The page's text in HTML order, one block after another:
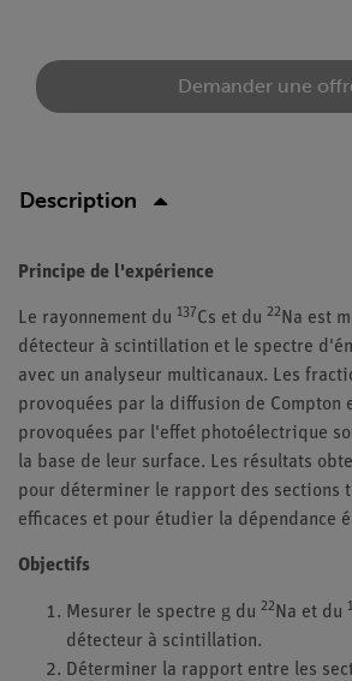
Demander une
Description
Principe de l'expérience
Le rayonnement du 137Cs et du 22 Na est
détecteur à scintillation et le spectre
avec un analyseur multicanaux. Les
provoquées par la diffusion de Compton
provoquées par l'effet photoélectrique
la base de leur surface. Les résultats
pour déterminer le rapport des sections
efficaces et pour étudier la dépendance
Objectifs
Mesurer le spectre g du 22 Na et du
détecteur à scintillation.
Déterminer la rapport entre les